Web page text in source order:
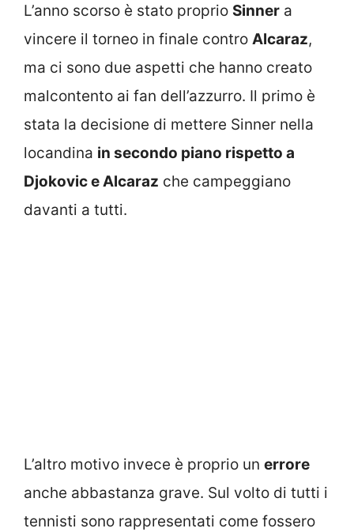
L’anno scorso è stato proprio Sinner a
vincere il torneo in finale contro Alcaraz,
ma ci sono due aspetti che hanno creato
malcontento ai fan dell’azzurro. Il primo è
stata la decisione di mettere Sinner nella
locandina in secondo piano rispetto a
Djokovic e Alcaraz che campeggiano
davanti a tutti.
L’altro motivo invece è proprio un errore
anche abbastanza grave. Sul volto di tutti i
tennisti sono rappresentati come fossero